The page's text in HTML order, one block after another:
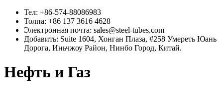
Тел: +86-574-88086983
Толпа: +86 137 3616 4628
Электронная почта: sales@steel-tubes.com
Добавить: Suite 1604, Хонган Плаза, #258 Умереть Юань
Дорога, Иньчжоу Район, Нинбо Город, Китай.
Нефть и Газ